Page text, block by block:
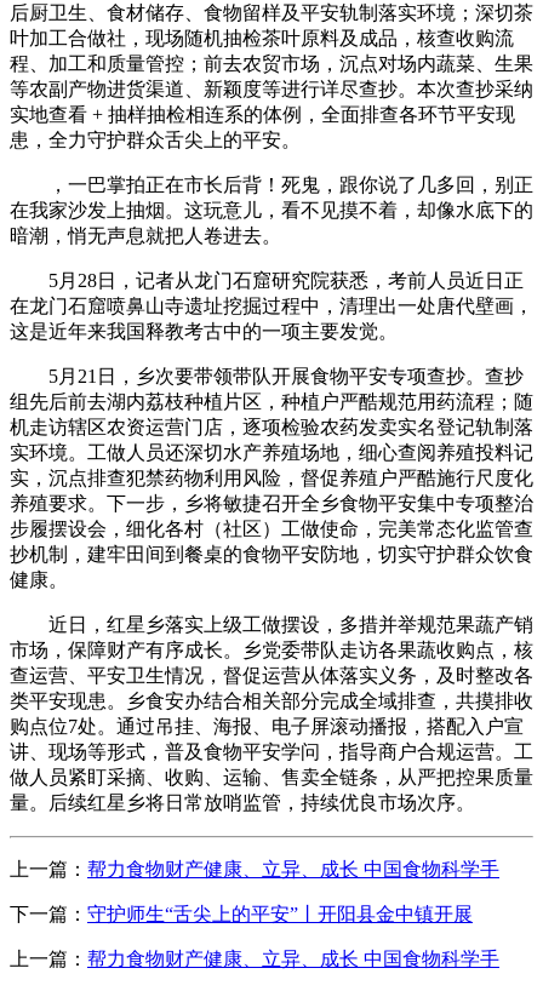
后厨卫生、食材储存、食物留样及平安轨制落实环境；深切茶
叶加工合做社，现场随机抽检茶叶原料及成品，核查收购流
程、加工和质量管控；前去农贸市场，沉点对场内蔬菜、生果
等农副产物进货渠道、新颖度等进行详尽查抄。本次查抄采纳
实地查看 + 抽样抽检相连系的体例，全面排查各环节平安现
患，全力守护群众舌尖上的平安。
，一巴掌拍正在市长后背！死鬼，跟你说了几多回，别正
在我家沙发上抽烟。这玩意儿，看不见摸不着，却像水底下的
暗潮，悄无声息就把人卷进去。
5月28日，记者从龙门石窟研究院获悉，考前人员近日正
在龙门石窟喷鼻山寺遗址挖掘过程中，清理出一处唐代壁画，
这是近年来我国释教考古中的一项主要发觉。
5月21日，乡次要带领带队开展食物平安专项查抄。查抄
组先后前去湖内荔枝种植片区，种植户严酷规范用药流程；随
机走访辖区农资运营门店，逐项检验农药发卖实名登记轨制落
实环境。工做人员还深切水产养殖场地，细心查阅养殖投料记
实，沉点排查犯禁药物利用风险，督促养殖户严酷施行尺度化
养殖要求。下一步，乡将敏捷召开全乡食物平安集中专项整治
步履摆设会，细化各村（社区）工做使命，完美常态化监管查
抄机制，建牢田间到餐桌的食物平安防地，切实守护群众饮食
健康。
近日，红星乡落实上级工做摆设，多措并举规范果蔬产销
市场，保障财产有序成长。乡党委带队走访各果蔬收购点，核
查运营、平安卫生情况，督促运营从体落实义务，及时整改各
类平安现患。乡食安办结合相关部分完成全域排查，共摸排收
购点位7处。通过吊挂、海报、电子屏滚动播报，搭配入户宣
讲、现场等形式，普及食物平安学问，指导商户合规运营。工
做人员紧盯采摘、收购、运输、售卖全链条，从严把控果质量
量。后续红星乡将日常放哨监管，持续优良市场次序。
上一篇： 帮力食物财产健康、立异、成长 中国食物科学手
下一篇： 守护师生“舌尖上的平安”丨开阳县金中镇开展
上一篇： 帮力食物财产健康、立异、成长 中国食物科学手